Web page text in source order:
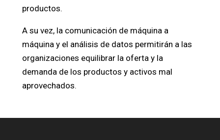
productos.
A su vez, la comunicación de máquina a
máquina y el análisis de datos permitirán a las
organizaciones equilibrar la oferta y la
demanda de los productos y activos mal
aprovechados.